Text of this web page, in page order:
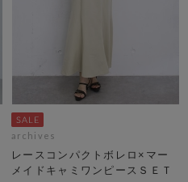
archives
レースコンパクトボレロ×マー
メイドキャミワンピースＳＥＴ